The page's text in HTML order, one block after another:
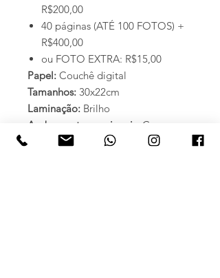
R$200,00
40 páginas (ATÉ 100 FOTOS) +
R$400,00
ou FOTO EXTRA: R$15,00
Papel: Couchê digital
Tamanhos: 30x22cm
Laminação: Brilho
Acabamentos opcionais:
Capa
Dura e Estojo personalizado